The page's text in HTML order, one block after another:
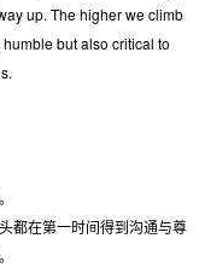
up. The higher we climb
but also critical to
都在第一时间得到沟通与尊